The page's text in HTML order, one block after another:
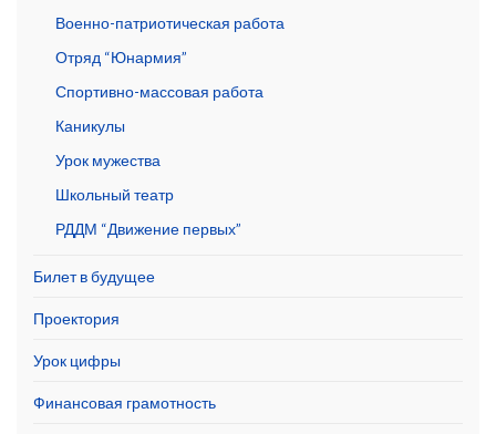
Военно-патриотическая работа
Отряд “Юнармия”
Спортивно-массовая работа
Каникулы
Урок мужества
Школьный театр
РДДМ “Движение первых”
Билет в будущее
Проектория
Урок цифры
Финансовая грамотность